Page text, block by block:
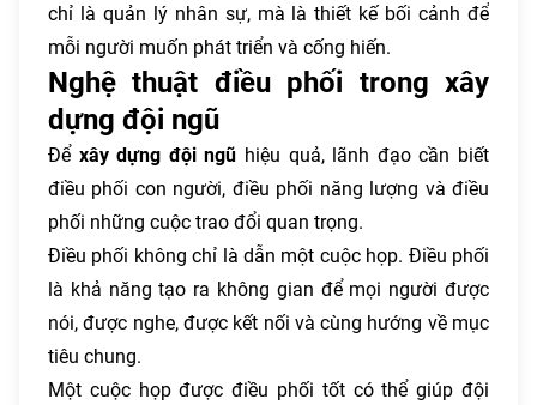
chỉ là quản lý nhân sự, mà là thiết kế bối cảnh để
mỗi người muốn phát triển và cống hiến.
Nghệ thuật điều phối trong xây
dựng đội ngũ
Để xây dựng đội ngũ hiệu quả, lãnh đạo cần biết
điều phối con người, điều phối năng lượng và điều
phối những cuộc trao đổi quan trọng.
Điều phối không chỉ là dẫn một cuộc họp. Điều phối
là khả năng tạo ra không gian để mọi người được
nói, được nghe, được kết nối và cùng hướng về mục
tiêu chung.
Một cuộc họp được điều phối tốt có thể giúp đội